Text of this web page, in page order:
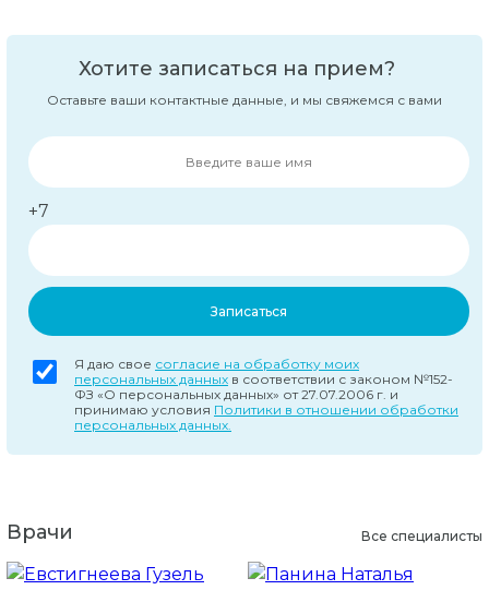
Хотите записаться на прием?
Оставьте ваши контактные данные, и мы свяжемся с вами
+7
Записаться
Я даю свое согласие на обработку моих
персональных данных в соответствии с законом №152-
ФЗ «О персональных данных» от 27.07.2006 г. и
принимаю условия Политики в отношении обработки
персональных данных.
Врачи Все специалисты